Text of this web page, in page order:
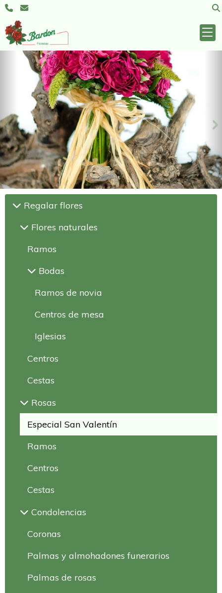
Anterior
Regalar flores
Flores naturales
Ramos
Bodas
Ramos de novia
Centros de mesa
Iglesias
Centros
Cestas
Rosas
Especial San Valentín
Ramos
Centros
Cestas
Condolencias
Coronas
Palmas y almohadones funerarios
Palmas de rosas